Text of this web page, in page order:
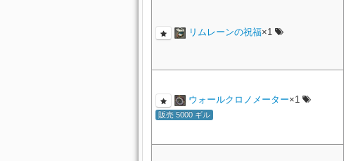
リムレーンの祝福×1
ウォールクロノメーター×1
販売 5000 ギル